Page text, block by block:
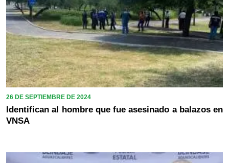
26 DE SEPTIEMBRE DE 2024
Identifican al hombre que fue asesinado a balazos en
VNSA